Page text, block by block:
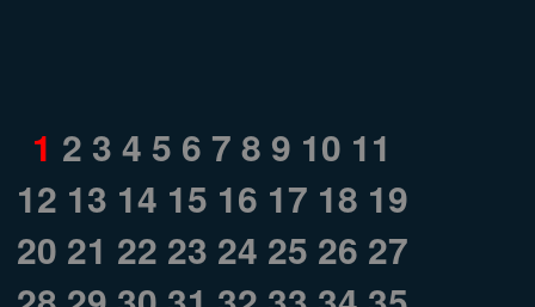
1 2 3 4 5 6 7 8 9 10 11
12 13 14 15 16 17 18 19
20 21 22 23 24 25 26 27